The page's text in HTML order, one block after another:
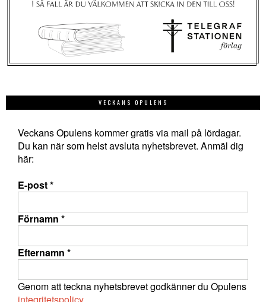
VECKANS OPULENS
Veckans Opulens kommer gratis via mail på lördagar.
Du kan när som helst avsluta nyhetsbrevet. Anmäl dig
här:
E-post*
Förnamn *
Efternamn *
Genom att teckna nyhetsbrevet godkänner du Opulens
integritetspolicy.